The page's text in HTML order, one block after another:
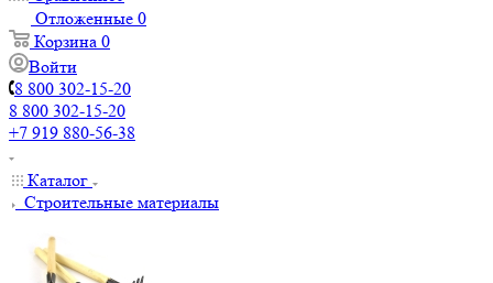
Отложенные 0
Корзина 0
Войти
8 800 302-15-20
8 800 302-15-20
+7 919 880-56-38
Каталог
Строительные материалы